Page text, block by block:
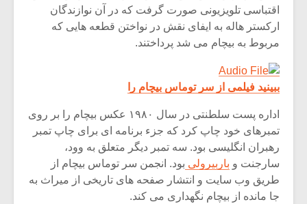
اقتباسی تلویزیونی صورت گرفت که در آن نوازندگان
ارکستر هاله به ایفای نقش در نواختن قطعه هایی که
مربوط به بیچام می شد پرداختند.
ببینید فیلمی از سر توماس بیچام را
اداره پست سلطنتی در سال ۱۹۸۰ عکس بیچام را بر روی
تمبرهای خود چاپ کرد که جزء برنامه ای برای چاپ تمبر
رهبران انگلیسی بود. سه تمبر دیگر متعلق به وود،
سارجنت و باربیرولی بود. انجمن سر توماس بیچام از
طریق وب سایت و انتشار صفحه های تاریخی از میراث به
جا مانده از بیچام نگهداری می کند.